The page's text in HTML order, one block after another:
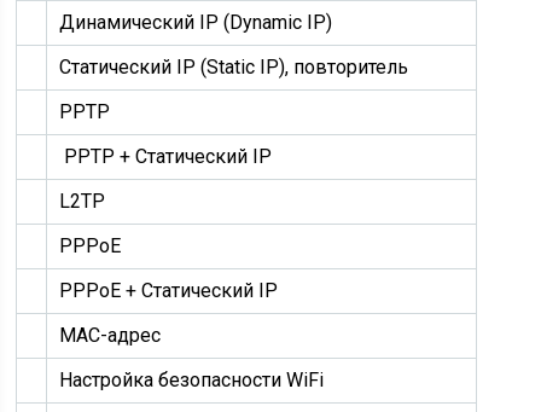
Динамический IP (Dynamic IP)
Статический IP (Static IP), повторитель
PPTP
PPTP + Статический IP
L2TP
PPPoE
PPPoE + Статический IP
MAC-адрес
Настройка безопасности WiFi